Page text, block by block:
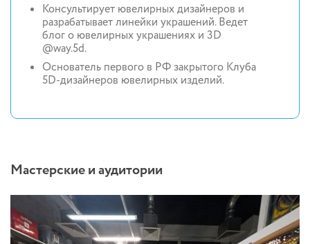
Консультирует ювелирных дизайнеров и
разрабатывает линейки украшений. Ведет
блог о ювелирных украшениях и 3D
@way.5d.
Основатель первого в РФ закрытого Клуба
5D-дизайнеров ювелирных изделий.
Мастерские и аудитории